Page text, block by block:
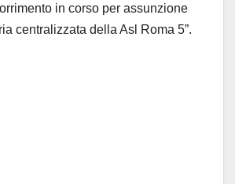
in corso per assunzione
centralizzata della Asl Roma 5”.